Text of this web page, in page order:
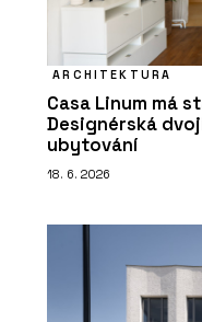
ARCHITEKTURA
Casa Linum má
Designérská
ubytování
18. 6. 2026